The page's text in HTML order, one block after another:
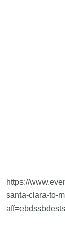
https://
santa-clara-to-